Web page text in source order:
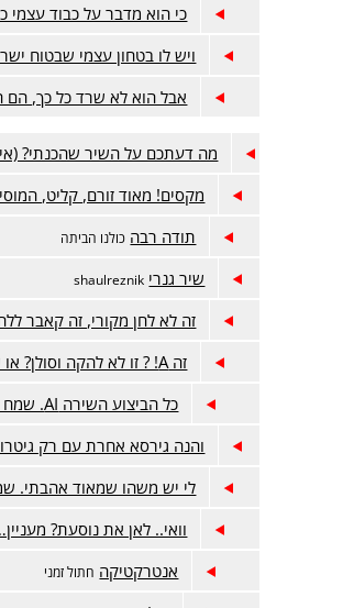
כי הוא מדבר על כבוד עצמי
ויש לו בטחון עצמי שבטוח
אבל הוא לא שרד כל כך, הם
מה דעתכם על השיר שהכנתי?
מקסים! מאוד זורם, קליט,
תודה רבה כולנו הביתה
שיר גנרי shaulreznik
זה לא לחן מקורי, זה קאבר
זה A! ? זו לא להקה וסולן? או שרק המוסיקה AI?
כל הביצוע השירה AI. שמח שאהבת
והנה גירסא אחרת עם רק
לי יש משהו שמאוד אהבתי.
וואי.. לאן את נוסעת?
אנטרקטיקה חתול זמני